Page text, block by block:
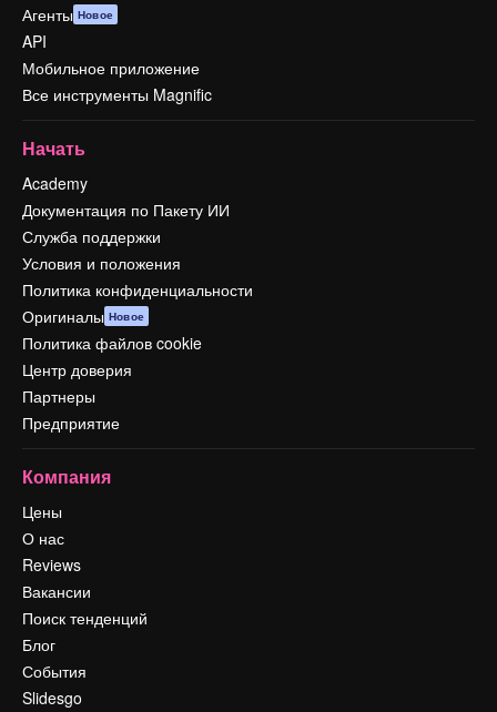
Агенты Новое
API
Мобильное приложение
Все инструменты Magnific
Начать
Academy
Документация по Пакету ИИ
Служба поддержки
Условия и положения
Политика конфиденциальности
Оригиналы Новое
Политика файлов cookie
Центр доверия
Партнеры
Предприятие
Компания
Цены
О нас
Reviews
Вакансии
Поиск тенденций
Блог
События
Slidesgo